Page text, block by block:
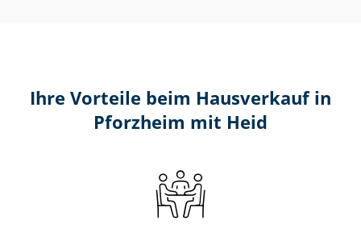
Ihre Vorteile beim Hausverkauf in
Pforzheim mit Heid